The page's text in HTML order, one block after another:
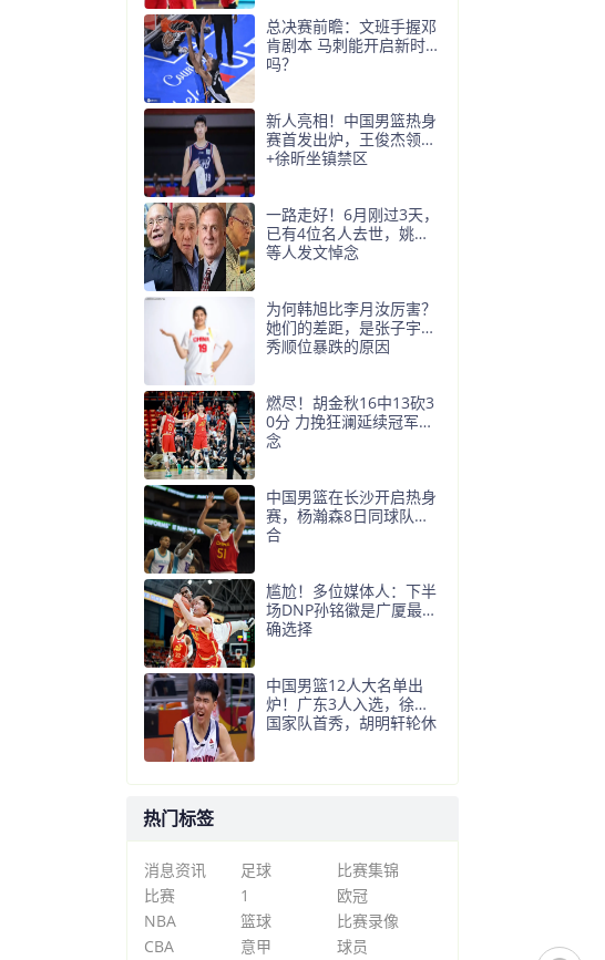
总决赛前瞻：文班手握邓
肯剧本 马刺能开启新时代
吗？
新人亮相！中国男篮热身
赛首发出炉，王俊杰领衔
+徐昕坐镇禁区
一路走好！6月刚过3天，
已有4位名人去世，姚明
等人发文悼念
为何韩旭比李月汝厉害？
她们的差距，是张子宇选
秀顺位暴跌的原因
燃尽！胡金秋16中13砍3
0分 力挽狂澜延续冠军悬
念
中国男篮在长沙开启热身
赛，杨瀚森8日同球队会
合
尴尬！多位媒体人：下半
场DNP孙铭徽是广厦最正
确选择
中国男篮12人大名单出
炉！广东3人入选，徐昕
国家队首秀，胡明轩轮休
热门标签
消息资讯 足球
比赛集锦
比赛
1
欧冠
NBA
篮球
比赛录像
CBA
意甲 球员